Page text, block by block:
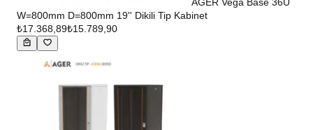
W=800mm D=800mm 19'' Dikili Tip Kabinet
₺17.368,89₺15.789,90